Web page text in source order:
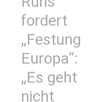
fordert
„Festung
Europa“:
„Es geht
nicht